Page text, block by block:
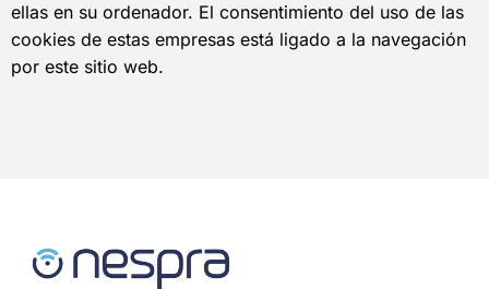
ellas en su ordenador. El consentimiento del uso de las
cookies de estas empresas está ligado a la navegación
por este sitio web.